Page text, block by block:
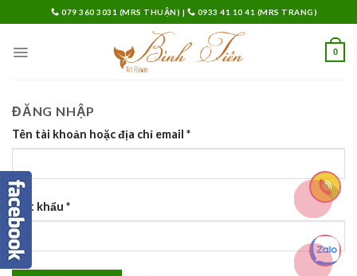
to
content
079 360 3031 (MRS THUẬN) | 0933 41 10 41 (MRS TRANG)
0
ĐĂNG NHẬP
Tên tài khoản hoặc địa chỉ email *
Mật khẩu *